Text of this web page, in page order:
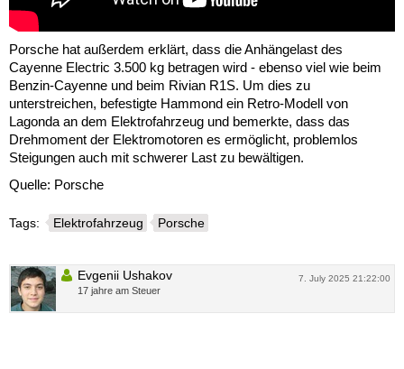
Porsche hat außerdem erklärt, dass die Anhängelast des
Cayenne Electric 3.500 kg betragen wird - ebenso viel wie beim
Benzin-Cayenne und beim Rivian R1S. Um dies zu
unterstreichen, befestigte Hammond ein Retro-Modell von
Lagonda an dem Elektrofahrzeug und bemerkte, dass das
Drehmoment der Elektromotoren es ermöglicht, problemlos
Steigungen auch mit schwerer Last zu bewältigen.
Quelle: Porsche
Tags: Elektrofahrzeug Porsche
7. July 2025 21:22:00
Evgenii Ushakov
17 jahre am Steuer